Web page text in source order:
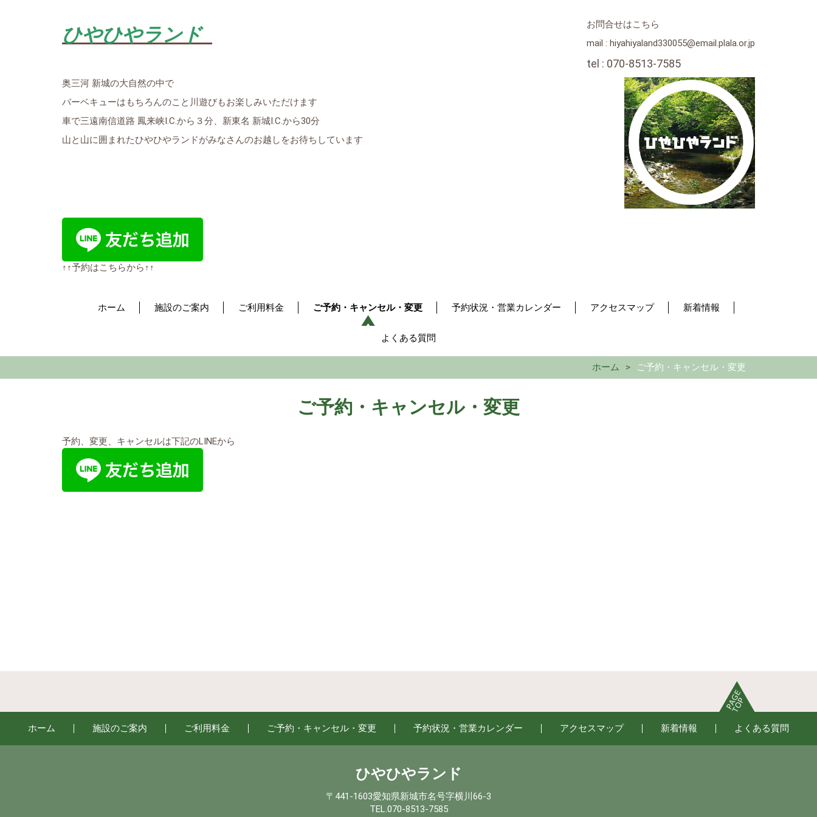
ひやひやランド
お問合せはこちら
mail : hiyahiyaland330055@email.plala.or.jp
tel : 070-8513-7585
奥三河 新城の大自然の中で
バーベキューはもちろんのこと川遊びもお楽しみいただけます
車で三遠南信道路 鳳来峡I.C.から３分、新東名 新城I.C.から30分
山と山に囲まれたひやひやランドがみなさんのお越しをお待ちしています
↑↑予約はこちらから↑↑
ホーム 施設のご案内 ご利用料金 ご予約・キャンセル・変更 予約状況・営業カレンダー アクセスマップ 新着情報
よくある質問
ホーム ご予約・キャンセル・変更
ご予約・キャンセル・変更
予約、変更、キャンセルは下記のLINEから
ホーム 施設のご案内 ご利用料金 ご予約・キャンセル・変更 予約状況・営業カレンダー アクセスマップ 新着情報 よくある質問
ひやひやランド
〒441-1603愛知県新城市名号字横川66-3
TEL.070-8513-7585